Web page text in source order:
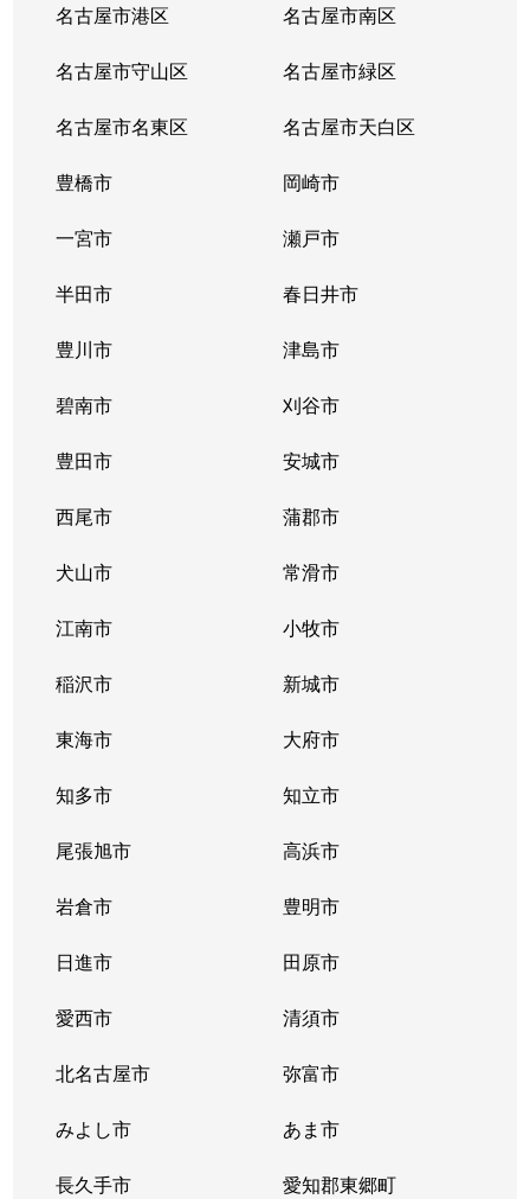
名古屋市港区 名古屋市南区
名古屋市守山区 名古屋市緑区
名古屋市名東区 名古屋市天白区
豊橋市 岡崎市
一宮市 瀬戸市
半田市 春日井市
豊川市 津島市
碧南市 刈谷市
豊田市 安城市
西尾市 蒲郡市
犬山市 常滑市
江南市 小牧市
稲沢市 新城市
東海市 大府市
知多市 知立市
尾張旭市 高浜市
岩倉市 豊明市
日進市 田原市
愛西市 清須市
北名古屋市 弥富市
みよし市 あま市
長久手市 愛知郡東郷町